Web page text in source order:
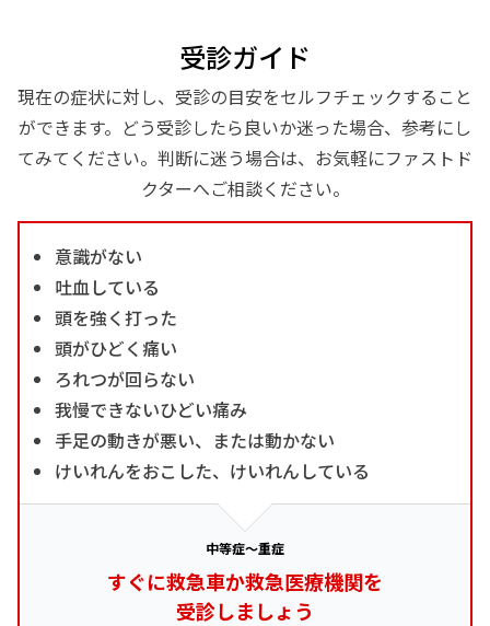
受診ガイド
現在の症状に対し、受診の目安をセルフチェックすること
ができます。どう受診したら良いか迷った場合、参考にし
てみてください。判断に迷う場合は、お気軽にファストド
クターへご相談ください。
意識がない
吐血している
頭を強く打った
頭がひどく痛い
ろれつが回らない
我慢できないひどい痛み
手足の動きが悪い、または動かない
けいれんをおこした、けいれんしている
中等症～重症
すぐに救急車か救急医療機関を
受診しましょう